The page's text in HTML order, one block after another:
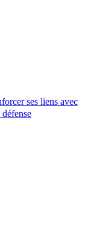
ses liens avec